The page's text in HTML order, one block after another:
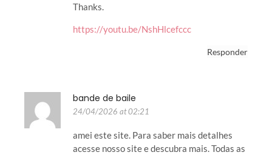
Thanks.
https://youtu.be/NshHlcefccc
Responder
bande de baile
24/04/2026 at 02:21
amei este site. Para saber mais detalhes
acesse nosso site e descubra mais. Todas as